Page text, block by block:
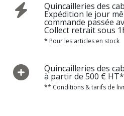
Quincailleries des
Expédition le jour
commande passée
Collect retrait sous
* Pour les articles en stock
Quincailleries des
à partir de 500 € HT*
** Conditions & tarifs de